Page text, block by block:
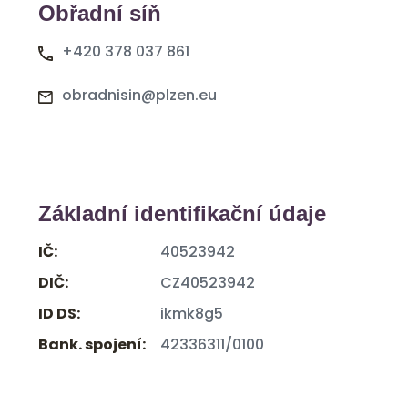
Obřadní síň
+420 378 037 861
obradnisin@plzen.eu
Základní identifikační údaje
IČ:
40523942
DIČ:
CZ40523942
ID DS:
ikmk8g5
Bank. spojení:
42336311/0100